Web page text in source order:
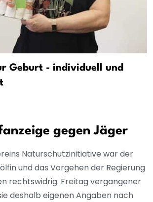
Geburt - individuell und
gegen Jäger
Naturschutzinitiative war der
und das Vorgehen der Regierung
rechtswidrig. Freitag vergangener
deshalb eigenen Angaben nach